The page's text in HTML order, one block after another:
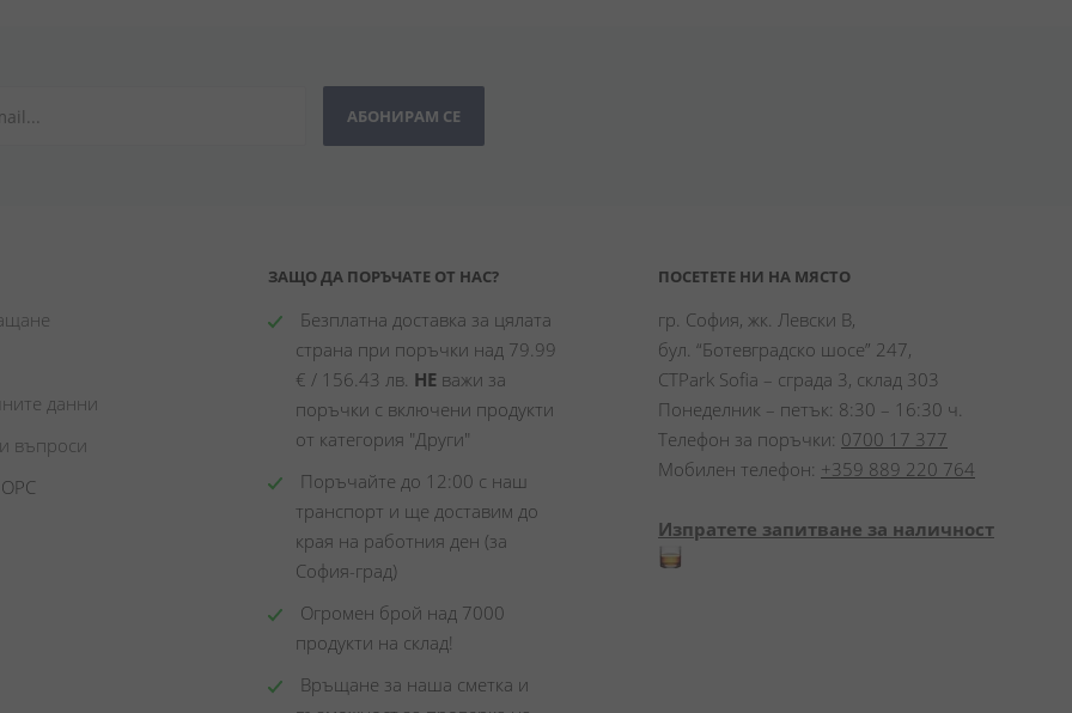
АБОНИРАМ СЕ
данни
въпроси
ЗАЩО ДА ПОРЪЧАТЕ ОТ НАС?
Безплатна доставка за цялата
страна при поръчки над 79.99
€ / 156.43 лв. НЕ важи за
поръчки с включени продукти
от категория "Други"
Поръчайте до 12:00 с наш
транспорт и ще доставим до
края на работния ден (за
София-град)
Огромен брой над 7000
продукти на склад!
Връщане за наша сметка и
ПОСЕТЕТЕ НИ НА МЯСТО
гр. София, жк. Левски В,
бул. “Ботевградско шосе” 247,
CTPark Sofia – сграда 3, склад 303
Понеделник – петък: 8:30 – 16:30 ч.
Телефон за поръчки: 0700 17 377
Мобилен телефон: +359 889 220 764
Изпратете запитване за наличност